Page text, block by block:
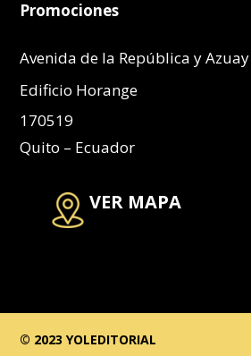
Promociones
Avenida de la República y Azuay
Edificio Horange
170519
Quito – Ecuador
VER MAPA
© 2023 YOLEDITORIAL